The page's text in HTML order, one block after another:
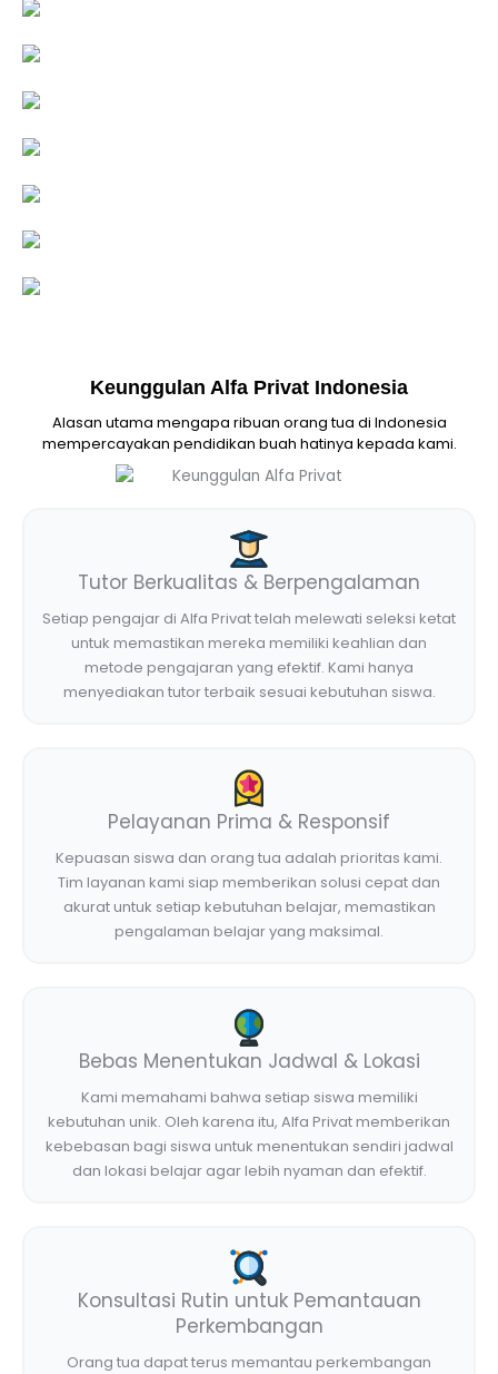
Keunggulan Alfa Privat Indonesia
Alasan utama mengapa ribuan orang tua di Indonesia
mempercayakan pendidikan buah hatinya kepada kami.
Tutor Berkualitas & Berpengalaman
Setiap pengajar di Alfa Privat telah melewati seleksi ketat
untuk memastikan mereka memiliki keahlian dan
metode pengajaran yang efektif. Kami hanya
menyediakan tutor terbaik sesuai kebutuhan siswa.
Pelayanan Prima & Responsif
Kepuasan siswa dan orang tua adalah prioritas kami.
Tim layanan kami siap memberikan solusi cepat dan
akurat untuk setiap kebutuhan belajar, memastikan
pengalaman belajar yang maksimal.
Bebas Menentukan Jadwal & Lokasi
Kami memahami bahwa setiap siswa memiliki
kebutuhan unik. Oleh karena itu, Alfa Privat memberikan
kebebasan bagi siswa untuk menentukan sendiri jadwal
dan lokasi belajar agar lebih nyaman dan efektif.
Konsultasi Rutin untuk Pemantauan
Perkembangan
Orang tua dapat terus memantau perkembangan